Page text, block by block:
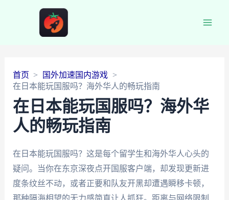
首页
国外加速国内游戏
在日本能玩国服吗？海外华人的畅玩指南
在日本能玩国服吗？海外华
人的畅玩指南
在日本能玩国服吗？这是每个留学生和海外华人心头的
疑问。当你在东京深夜点开国服客户端，却发现更新进
度条纹丝不动，或者正要和队友开黑却遭遇瞬移卡顿，
那种隔海相望的无力感简直让人抓狂。距离与网络限制